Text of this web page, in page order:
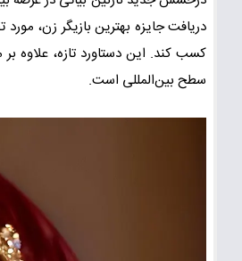
دریافت جایزه بهترین بازیگر زن،
کسب کند. این دستاورد تازه، علاوه
سطح بین‌المللی است.